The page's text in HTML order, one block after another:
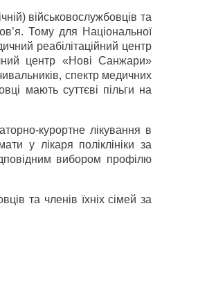
військовослужбовців та
Тому для Національної
реабілітаційний центр
центр «Нові Санжари»
спектр медичних
мають суттєві пільги на
курортне лікування в
у лікаря поліклініки за
вибором профілю
та членів їхніх сімей за